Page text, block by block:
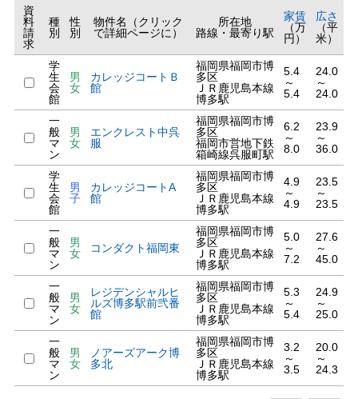
資
料
請
求
種
別
性
別
物件名（クリック
で詳細ページに）
所在地
路線・最寄り駅
家賃
（万
円）
広さ
（平
米）
学
生
会
館
男
女
カレッジコートＢ
館
福岡県福岡市博
多区
ＪＲ鹿児島本線
博多駅
5.4
～
5.4
24.0
～
24.0
一
般
マ
ン
男
女
エンクレスト中呉
服
福岡県福岡市博
多区
福岡市営地下鉄
箱崎線呉服町駅
6.2
～
8.0
23.9
～
36.0
学
生
会
館
男
子
カレッジコートA
館
福岡県福岡市博
多区
ＪＲ鹿児島本線
博多駅
4.9
～
4.9
23.5
～
23.5
一
般
マ
ン
男
女
コンダクト福岡東
福岡県福岡市博
多区
ＪＲ鹿児島本線
博多駅
5.0
～
7.2
27.6
～
45.0
一
般
マ
ン
男
女
レジデンシャルヒ
ルズ博多駅前弐番
館
福岡県福岡市博
多区
ＪＲ鹿児島本線
博多駅
5.3
～
5.4
24.9
～
25.0
一
般
マ
ン
男
女
ノアーズアーク博
多北
福岡県福岡市博
多区
ＪＲ鹿児島本線
博多駅
3.2
～
3.5
20.0
～
24.3